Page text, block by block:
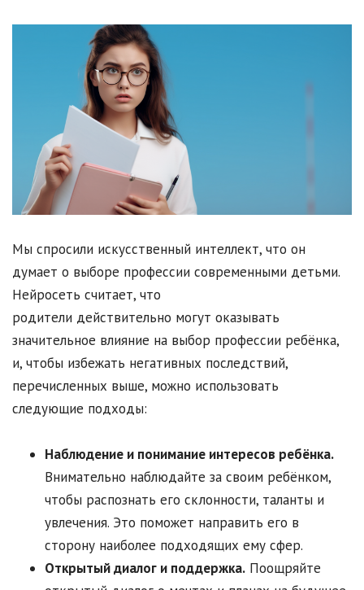
Мы спросили искусственный интеллект, что он
думает о выборе профессии современными детьми.
Нейросеть считает, что
родители действительно могут оказывать
значительное влияние на выбор профессии ребёнка,
и, чтобы избежать негативных последствий,
перечисленных выше, можно использовать
следующие подходы:
Наблюдение и понимание интересов ребёнка.
Внимательно наблюдайте за своим ребёнком,
чтобы распознать его склонности, таланты и
увлечения. Это поможет направить его в
сторону наиболее подходящих ему сфер.
Открытый диалог и поддержка. Поощряйте